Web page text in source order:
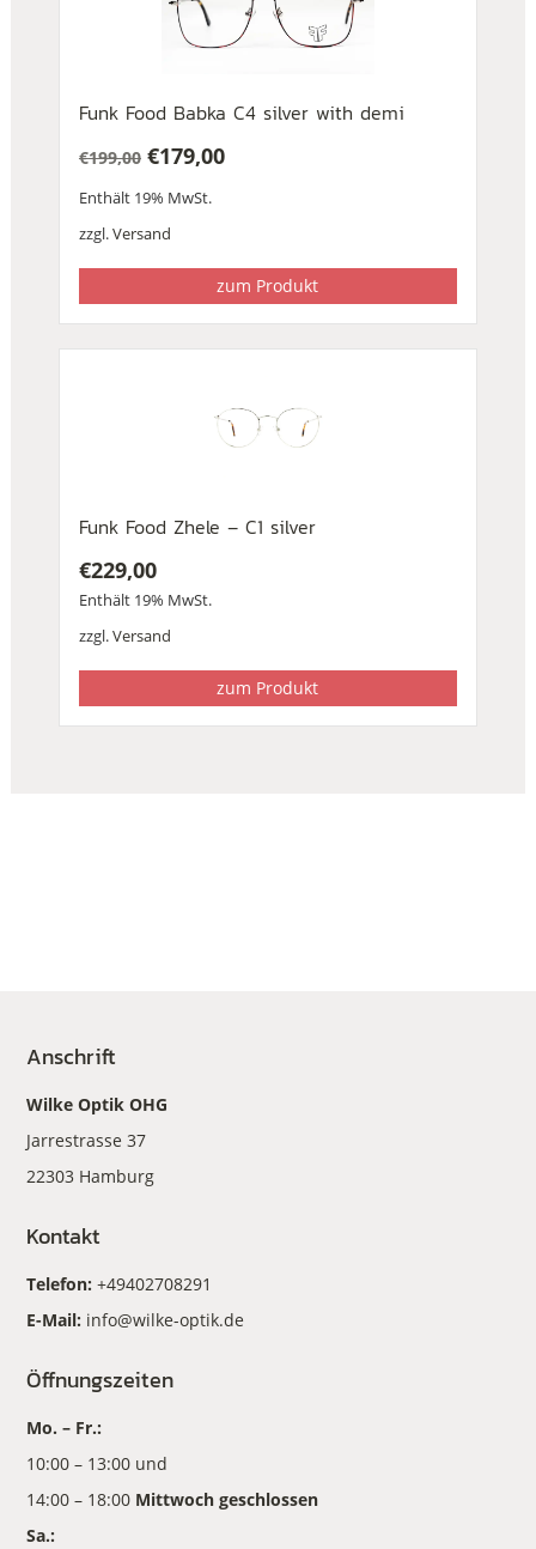
Funk Food Babka C4 silver with demi
€199,00
Preis
war:
€179,00
Preis
ist:
Enthält 19% MwSt.
zzgl.Versand
zum Produkt
Funk Food Zhele – C1 silver
€229,00
Enthält 19% MwSt.
zzgl.Versand
zum Produkt
Anschrift
Wilke Optik OHG
Jarrestrasse 37
22303 Hamburg
Kontakt
Telefon:+49402708291
E-Mail: info@wilke-optik.de
Öffnungszeiten
Mo. – Fr.:
10:00 – 13:00 und
14:00 – 18:00 Mittwoch geschlossen
Sa.: